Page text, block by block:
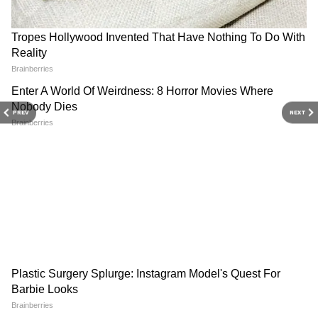
PREV NEXT
২. 24°C বোতাম / স্মার্ট কুলিং:
ডাক্তাররাও বলেন AC ২৪-২৫ ডিগ্রিতে রাখতে।
বাইরের তাপমাত্রার থেকে ৮-১০ ডিগ্রি কম রাখাই
আদর্শ। রিমোটে 'Temp +' '-' আছে তো? ১৬ থেকে
সোজা ২৪-এ নিয়ে আসুন। ১ ডিগ্রি বাড়ালেই বিল
AC ১ ডিগ্রি করে তাপমাত্রা বাড়িয়ে দেয়। ঘুমের
মধ্যে আপনি টের পাবেন না, কিন্তু কম্প্রেসার রেস্ট
পাবে। সারারাত AC চালালেও বিল আসবে হাফ।
DOWNLOAD APP